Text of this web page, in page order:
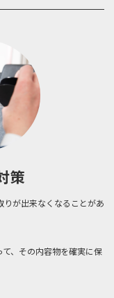
策
りが出来なくなることがあ
、その内容物を確実に保